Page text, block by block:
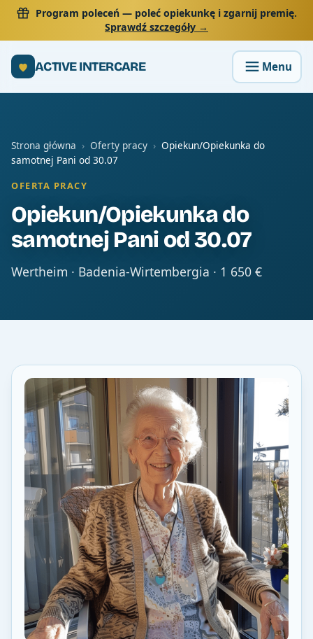
Program poleceń— poleć opiekunkę i zgarnij premię.
Sprawdź szczegóły →
ACTIVE INTERCARE
Strona główna › Oferty pracy › Opiekun/Opiekunka do
samotnej Pani od 30.07
OFERTA PRACY
Opiekun/Opiekunka do
samotnej Pani od 30.07
Wertheim · Badenia-Wirtembergia · 1 650 €